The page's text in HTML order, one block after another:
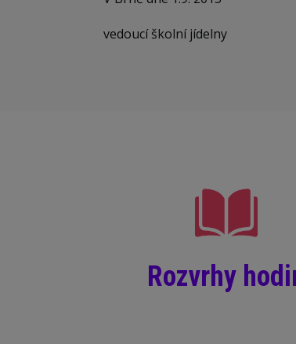
vedoucí školní jídelny
Rozvrhy